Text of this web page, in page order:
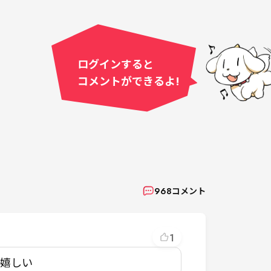
ログインすると
コメントができるよ!
968コメント
1
しい